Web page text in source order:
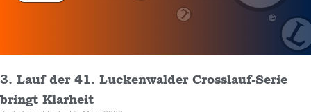
3. Lauf der 41. Luckenwalder Crosslauf-Serie
bringt Klarheit